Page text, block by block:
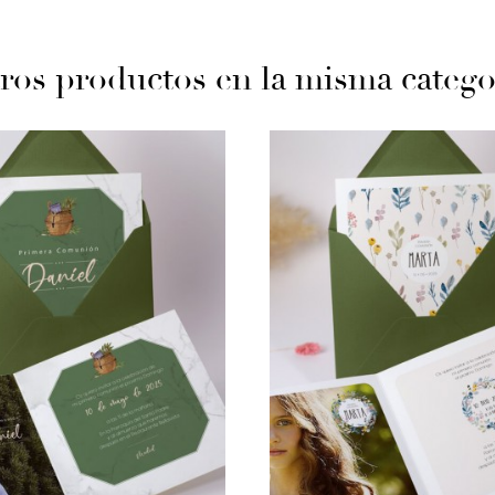
productos en la misma